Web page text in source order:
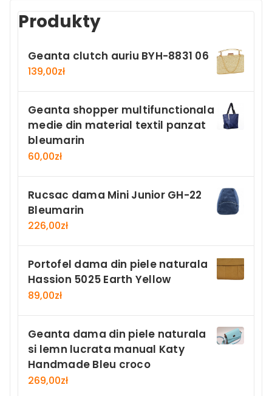
Produkty
Geanta clutch auriu BYH-8831 06
139,00zł
Geanta shopper multifunctionala
medie din material textil panzat
bleumarin
60,00zł
Rucsac dama Mini Junior GH-22
Bleumarin
226,00zł
Portofel dama din piele naturala
Hassion 5025 Earth Yellow
89,00zł
Geanta dama din piele naturala
si lemn lucrata manual Katy
Handmade Bleu croco
269,00zł